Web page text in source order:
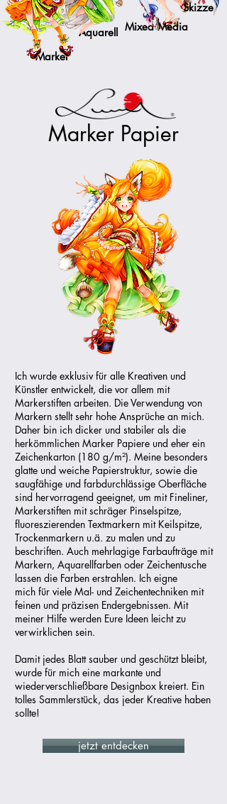
Aquarell Mixed Media
Marker
Skizze
Ich wurde exklusiv für alle Kreativen und
Künstler entwickelt, die vor allem mit
Markerstiften arbeiten. Die Verwendung von
Markern stellt sehr hohe Ansprüche an mich.
Daher bin ich dicker und stabiler als die
herkömmlichen Marker Papiere und eher ein
Zeichenkarton (180 g/m²). Meine besonders
glatte und weiche Papierstruktur, sowie die
saugfähige und farbdurchlässige Oberfläche
sind hervorragend geeignet, um mit Fineliner,
Markerstiften mit schräger Pinselspitze,
fluoreszierenden Textmarkern mit Keilspitze,
Trockenmarkern u.ä. zu malen und zu
beschriften. Auch mehrlagige Farbaufträge mit
Markern, Aquarellfarben oder Zeichentusche
lassen die Farben erstrahlen. Ich eigne
mich für viele Mal- und Zeichentechniken mit
feinen und präzisen Endergebnissen. Mit
meiner Hilfe werden Eure Ideen leicht zu
verwirklichen sein.
Damit jedes Blatt sauber und geschützt bleibt,
wurde für mich eine markante und
wiederverschließbare Designbox kreiert. Ein
tolles Sammlerstück, das jeder Kreative haben
sollte!
jetzt entdecken
Marker Papier